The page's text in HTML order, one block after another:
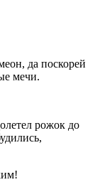
да поскорей
мечи.
рожок до